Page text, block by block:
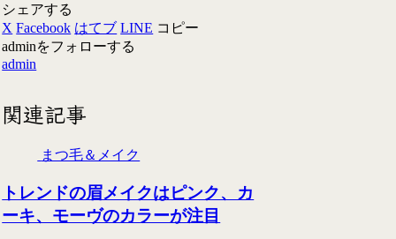
シェアする
X Facebook はてブ LINE コピー
adminをフォローする
admin
関連記事
まつ毛＆メイク
トレンドの眉メイクはピンク、カ
ーキ、モーヴのカラーが注目